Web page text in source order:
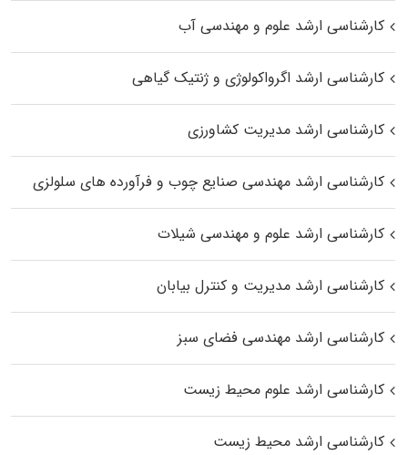
کارشناسی ارشد علوم و مهندسی آب
کارشناسی ارشد اگرواکولوژی و ژنتیک گیاهی
کارشناسی ارشد مدیریت کشاورزی
کارشناسی ارشد مهندسی صنایع چوب و فرآورده‌ های سلولزی
کارشناسی ارشد علوم و مهندسی شیلات
کارشناسی ارشد مدیریت و کنترل بیابان
کارشناسی ارشد مهندسی فضای سبز
کارشناسی ارشد علوم محیط‌ زیست
کارشناسی ارشد محیط زیست